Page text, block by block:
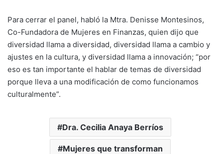
Para cerrar el panel, habló la Mtra. Denisse Montesinos,
Co-Fundadora de Mujeres en Finanzas, quien dijo que
diversidad llama a diversidad, diversidad llama a cambio y
ajustes en la cultura, y diversidad llama a innovación; “por
eso es tan importante el hablar de temas de diversidad
porque lleva a una modificación de como funcionamos
culturalmente”.
Dra. Cecilia Anaya Berríos
Mujeres que transforman